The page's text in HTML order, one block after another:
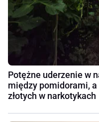
Potężne uderzenie w
między pomidorami,
złotych w narkotykach